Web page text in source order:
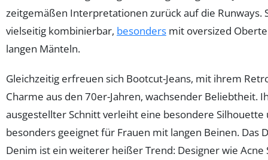
zeitgemäßen Interpretationen zurück auf die Runways.
vielseitig kombinierbar, besonders mit oversized
langen Mänteln.
Gleichzeitig erfreuen sich Bootcut-Jeans, mit ihrem
Charme aus den 70er-Jahren, wachsender Beliebtheit.
ausgestellter Schnitt verleiht eine besondere Silhouette
besonders geeignet für Frauen mit langen Beinen. Das
Denim ist ein weiterer heißer Trend: Designer wie Acne